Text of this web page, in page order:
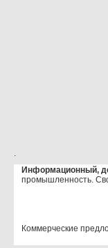
.
Информационный,
промышленность.
Коммерческие